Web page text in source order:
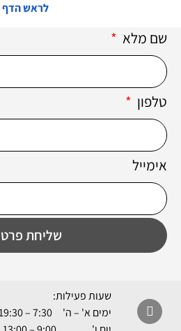
לראש הדף
שם מלא
טלפון
אימייל
שליחת
שעות פעילות:
ימים א' – ה' 7:30 – 19:30